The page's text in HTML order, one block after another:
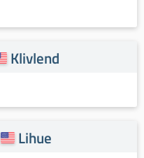
Klivlend
Lihue